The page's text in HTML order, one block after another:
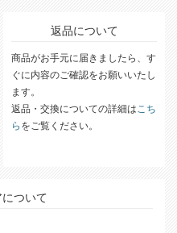
返品について
商品がお手元に届きましたら、す
ぐに内容のご確認をお願いいたし
ます。
返品・交換についての詳細はこち
ら をご覧ください。
ついて